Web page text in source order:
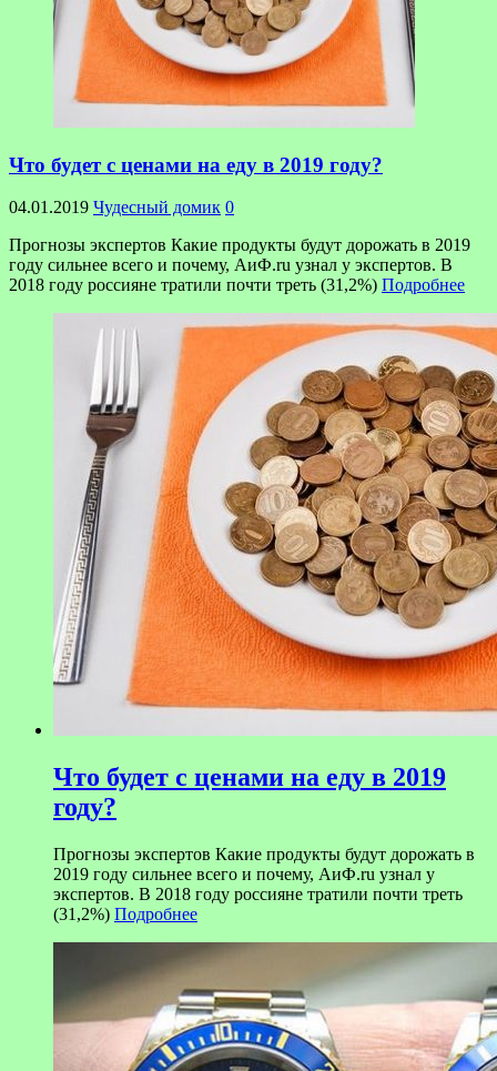
Что будет с ценами на еду в 2019 году?
04.01.2019 Чудесный домик 0
Прогнозы экспертов Какие продукты будут дорожать в 2019
году сильнее всего и почему, АиФ.ru узнал у экспертов. В
2018 году россияне тратили почти треть (31,2%) Подробнее
Что будет с ценами на еду в 2019
году?
Прогнозы экспертов Какие продукты будут дорожать в
2019 году сильнее всего и почему, АиФ.ru узнал у
экспертов. В 2018 году россияне тратили почти треть
(31,2%) Подробнее